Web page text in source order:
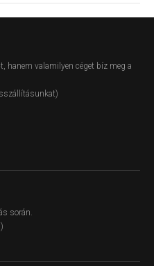
hanem valamilyen céget bíz meg a
során.